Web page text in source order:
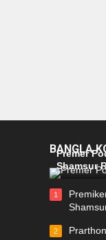
BANGLA
Premer
Shamsur
1
Premiker
2